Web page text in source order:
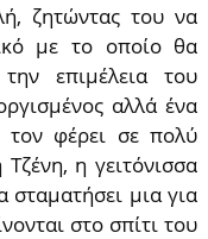
ζητώντας του να
με το οποίο θα
επιμέλεια του
αλλά ένα
τον φέρει σε πολύ
η γειτόνισσα
σταματήσει μια για
στο σπίτι του